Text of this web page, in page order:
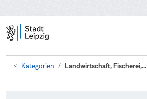
Kategorien Landwirtschaft, Fischerei,...